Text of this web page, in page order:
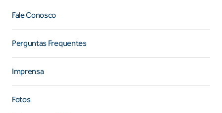
Fale Conosco
Perguntas Frequentes
Imprensa
Fotos